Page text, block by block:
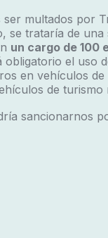
multados por
se trataría de
un cargo de 100
obligatorio el uso
en vehículos
de turismo
sancionarnos